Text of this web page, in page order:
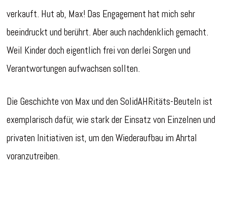
verkauft. Hut ab, Max! Das Engagement hat mich sehr
beeindruckt und berührt. Aber auch nachdenklich gemacht.
Weil Kinder doch eigentlich frei von derlei Sorgen und
Verantwortungen aufwachsen sollten.
Die Geschichte von Max und den SolidAHRitäts-Beuteln ist
exemplarisch dafür, wie stark der Einsatz von Einzelnen und
privaten Initiativen ist, um den Wiederaufbau im Ahrtal
voranzutreiben.